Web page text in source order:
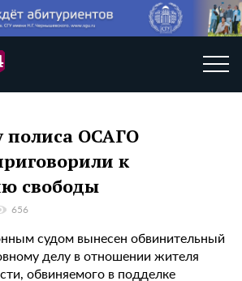
полиса ОСАГО
к
свободы
656
судом вынесен обвинительный
делу в отношении жителя
обвиняемого в подделке